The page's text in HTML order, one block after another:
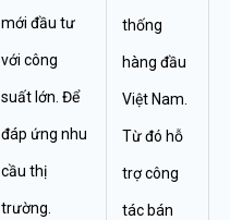
mới đầu tư
với công
suất lớn. Để
đáp ứng nhu
cầu thị
trường.
thống
hàng đầu
Việt Nam.
Từ đó hỗ
trợ công
tác bán